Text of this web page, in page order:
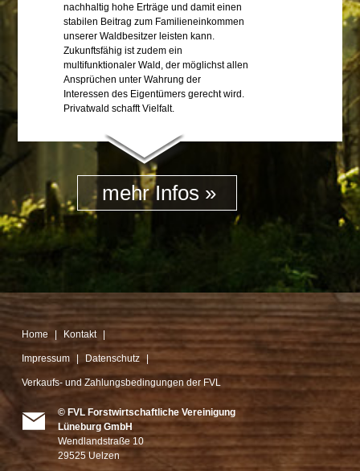
nachhaltig hohe Erträge und damit einen
stabilen Beitrag zum Familieneinkommen
unserer Waldbesitzer leisten kann.
Zukunftsfähig ist zudem ein
multifunktionaler Wald, der möglichst allen
Ansprüchen unter Wahrung der
Interessen des Eigentümers gerecht wird.
Privatwald schafft Vielfalt.
mehr Infos
Home Kontakt
Impressum Datenschutz
Verkaufs- und Zahlungsbedingungen der FVL
© FVL Forstwirtschaftliche Vereinigung
Lüneburg GmbH
Wendlandstraße 10
29525 Uelzen